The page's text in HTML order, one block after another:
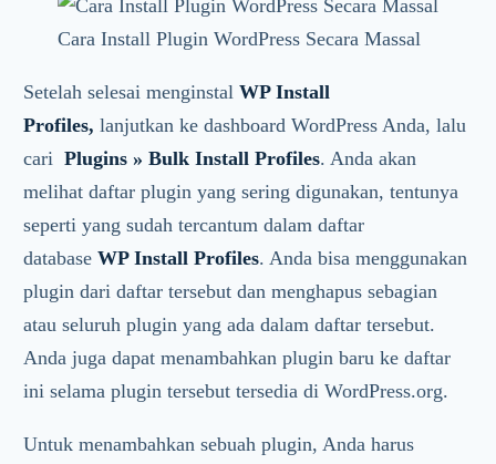
Cara Install Plugin WordPress Secara Massal
Setelah selesai menginstalWP Install
Profiles,lanjutkan ke dashboard WordPress Anda, lalu
cariPlugins » Bulk Install Profiles. Anda akan
melihat daftar plugin yang sering digunakan, tentunya
seperti yang sudah tercantum dalam daftar
databaseWP Install Profiles. Anda bisa menggunakan
plugin dari daftar tersebut dan menghapus sebagian
atau seluruh plugin yang ada dalam daftar tersebut.
Anda juga dapat menambahkan plugin baru ke daftar
ini selama plugin tersebut tersedia di WordPress.org.
Untuk menambahkan sebuah plugin, Anda harus